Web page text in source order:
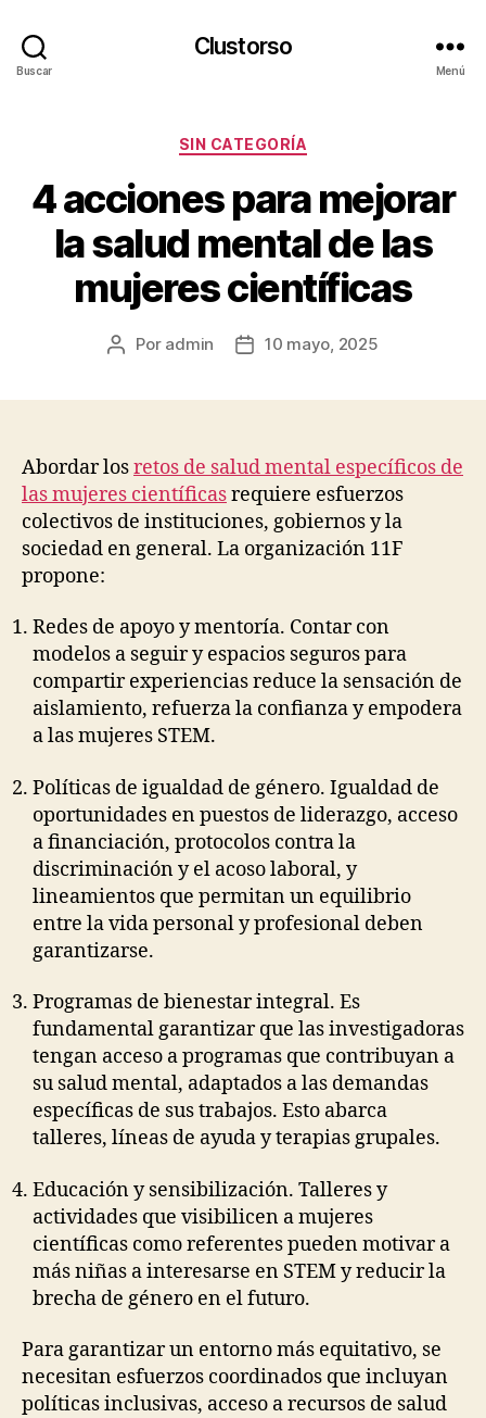
Buscar
Clustorso
Menú
Categorías
SIN CATEGORÍA
4 acciones para mejorar
la salud mental de las
mujeres científicas
Autor
Por admin
Fecha10 mayo, 2025
Abordar losretos de salud mental específicos de
las mujeres científicasrequiere esfuerzos
colectivos de instituciones, gobiernos y la
sociedad en general. La organización 11F
propone:
Redes de apoyo y mentoría. Contar con
modelos a seguir y espacios seguros para
compartir experiencias reduce la sensación de
aislamiento, refuerza la confianza y empodera
a las mujeres STEM.
Políticas de igualdad de género. Igualdad de
oportunidades en puestos de liderazgo, acceso
a financiación, protocolos contra la
discriminación y el acoso laboral, y
lineamientos que permitan un equilibrio
entre la vida personal y profesional deben
garantizarse.
Programas de bienestar integral. Es
fundamental garantizar que las investigadoras
tengan acceso a programas que contribuyan a
su salud mental, adaptados a las demandas
específicas de sus trabajos. Esto abarca
talleres, líneas de ayuda y terapias grupales.
Educación y sensibilización. Talleres y
actividades que visibilicen a mujeres
científicas como referentes pueden motivar a
más niñas a interesarse en STEM y reducir la
brecha de género en el futuro.
Para garantizar un entorno más equitativo, se
necesitan esfuerzos coordinados que incluyan
políticas inclusivas, acceso a recursos de salud